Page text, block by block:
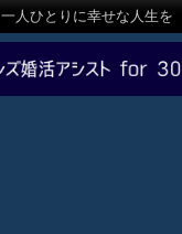
一人ひとりに幸せな人生を